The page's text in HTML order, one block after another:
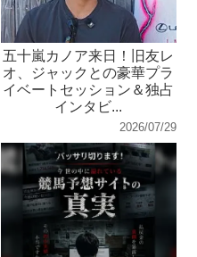
五十嵐カノア来日！旧友レ
オ、ジャックとの豪華プラ
イベートセッション＆独占
インタビ...
2026/07/29